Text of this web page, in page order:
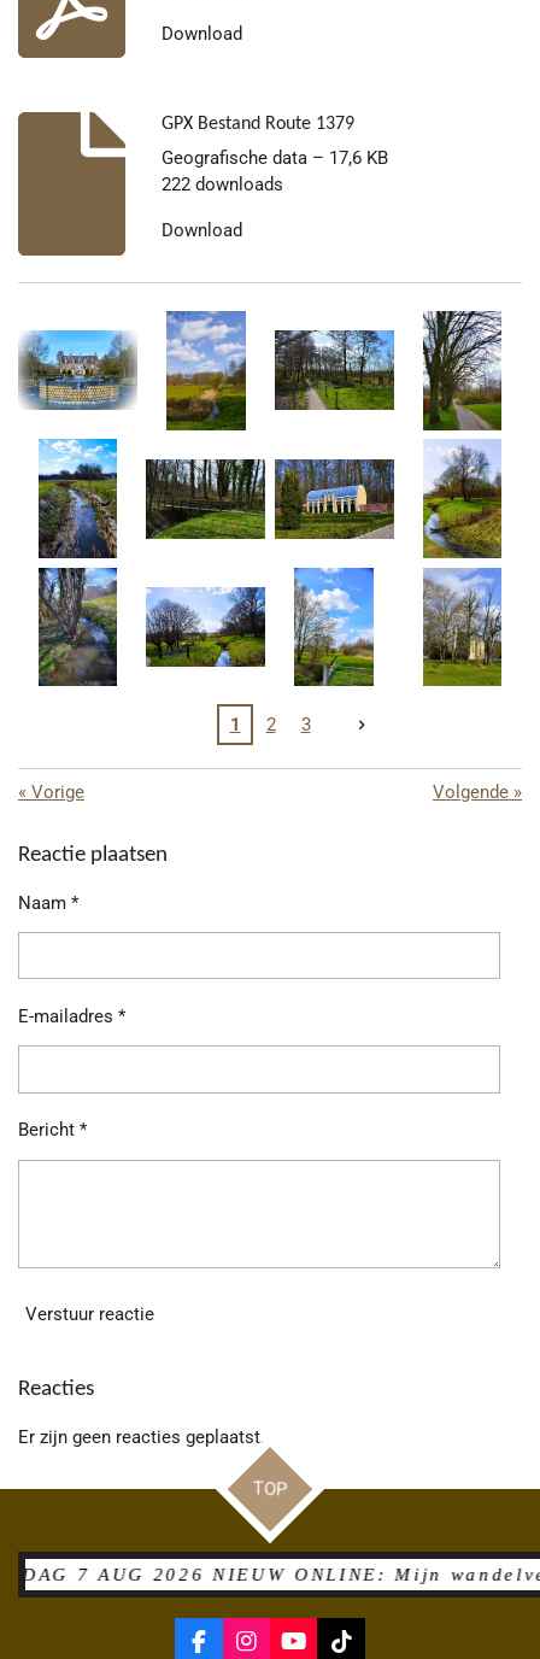
Download
GPX Bestand Route 1379
Geografische data – 17,6 KB
222 downloads
Download
1 2 3
« Vorige Volgende »
Reactie plaatsen
Naam *
E-mailadres *
Bericht *
Verstuur reactie
Reacties
Er zijn geen reacties geplaatst.
TOP
7 AUG 2026 NIEUW ONLINE: Mijn
F I Y T